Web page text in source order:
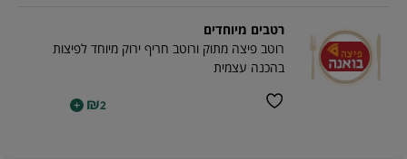
רטבים מיוחדים
רוטב פיצה מתוק ורוטב חריף ירוק מיוחד לפיצות
בהכנה עצמית
₪2
+